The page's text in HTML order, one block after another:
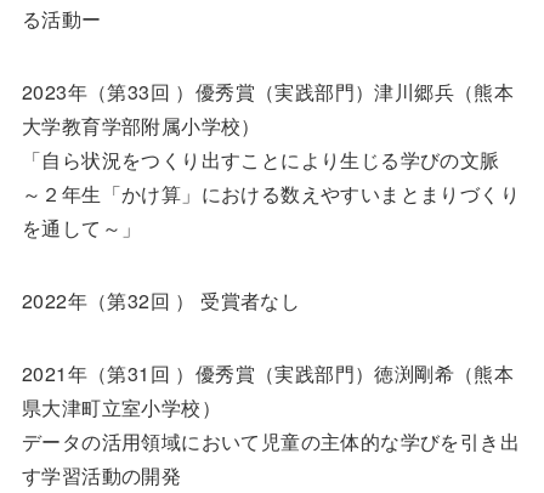
る活動ー
2023年（第33回 ）優秀賞（実践部門）津川郷兵（熊本
大学教育学部附属小学校）
「自ら状況をつくり出すことにより生じる学びの文脈
～２年生「かけ算」における数えやすいまとまりづくり
を通して～」
2022年（第32回 ） 受賞者なし
2021年（第31回 ）優秀賞（実践部門）徳渕剛希（熊本
県大津町立室小学校）
データの活用領域において児童の主体的な学びを引き出
す学習活動の開発